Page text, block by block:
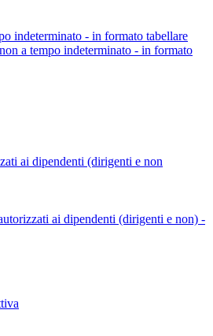
indeterminato - in formato tabellare
a tempo indeterminato - in formato
ai dipendenti (dirigenti e non
ai dipendenti (dirigenti e non) -